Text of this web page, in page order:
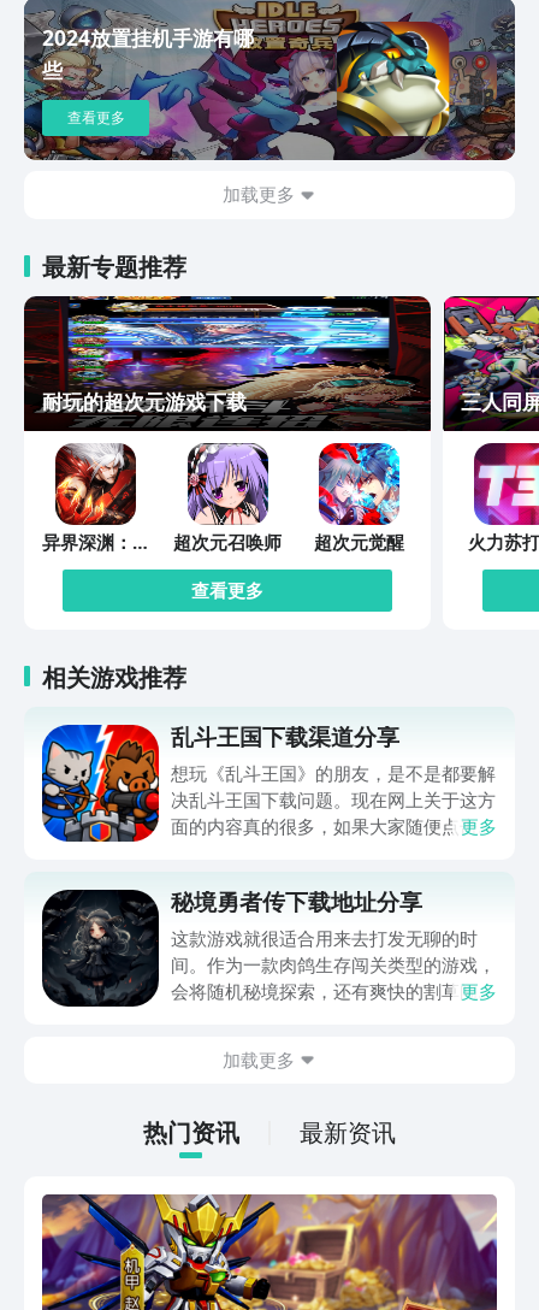
2024放置挂机手游有哪
些
查看更多
加载更多
最新专题推荐
耐玩的超次元游戏下载
异界深渊：觉
醒
超次元召唤师
超次元觉醒
查看更多
三人同
火力苏
相关游戏推荐
乱斗王国下载渠道分享
想玩《乱斗王国》的朋友，是不是都要解
决乱斗王国下载问题。现在网上关于这方
面的内容真的很多，如果大家随便点击陌
app进行下载会更加方便，九游是手游福
利最多的游戏平台，在这里不仅能够看到
游戏资源，还能及时查看后续的消息、活
动内容等相关信息。
更多
秘境勇者传下载地址分享
这款游戏就很适合用来去打发无聊的时
间。作为一款肉鸽生存闯关类型的游戏，
会将随机秘境探索，还有爽快的割草闯关
接就可以下载。游戏的上手门槛还是比较
打发无聊的时间，可玩性真的比较高。
更多
加载更多
热门资讯 最新资讯